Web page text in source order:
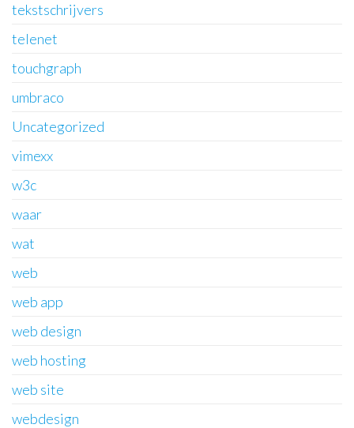
tekstschrijvers
telenet
touchgraph
umbraco
Uncategorized
vimexx
w3c
waar
wat
web
web app
web design
web hosting
web site
webdesign